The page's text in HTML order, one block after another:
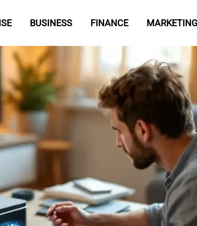
BUSINESS FINANCE MARKETING